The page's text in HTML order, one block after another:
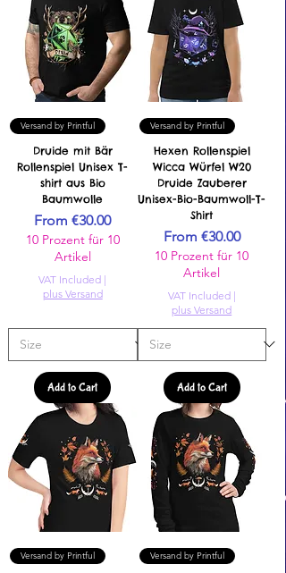
Versand by Printful
Druide mit Bär
Rollenspiel Unisex T-
shirt aus Bio
Baumwolle
From€30.00
Sale Price
10 Prozent für 10
Artikel
VAT Included |
plus Versand
Add to Cart
Versand by Printful
Hexen Rollenspiel
Wicca Würfel W20
Druide Zauberer
Unisex-Bio-Baumwoll-T-
Shirt
From €30.00
Sale Price
10 Prozent für 10
Artikel
VAT Included|
plus Versand
Add to Cart
Versand by Printful Versand by Printful